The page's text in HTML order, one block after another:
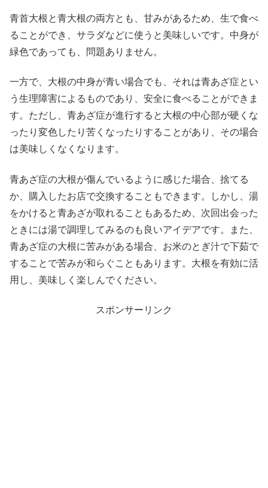
青首大根と青大根の両方とも、甘みがあるため、生で食べ
ることができ、サラダなどに使うと美味しいです。中身が
緑色であっても、問題ありません。
一方で、大根の中身が青い場合でも、それは青あざ症とい
う生理障害によるものであり、安全に食べることができま
す。ただし、青あざ症が進行すると大根の中心部が硬くな
ったり変色したり苦くなったりすることがあり、その場合
は美味しくなくなります。
青あざ症の大根が傷んでいるように感じた場合、捨てる
か、購入したお店で交換することもできます。しかし、湯
をかけると青あざが取れることもあるため、次回出会った
ときには湯で調理してみるのも良いアイデアです。また、
青あざ症の大根に苦みがある場合、お米のとぎ汁で下茹で
することで苦みが和らぐこともあります。大根を有効に活
用し、美味しく楽しんでください。
スポンサーリンク